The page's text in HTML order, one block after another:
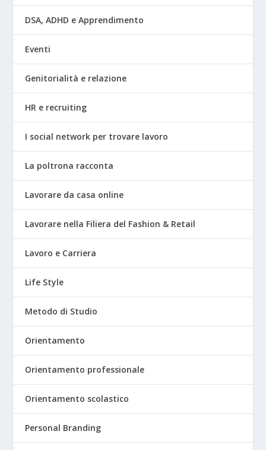
DSA, ADHD e Apprendimento
Eventi
Genitorialità e relazione
HR e recruiting
I social network per trovare lavoro
La poltrona racconta
Lavorare da casa online
Lavorare nella Filiera del Fashion & Retail
Lavoro e Carriera
Life Style
Metodo di Studio
Orientamento
Orientamento professionale
Orientamento scolastico
Personal Branding